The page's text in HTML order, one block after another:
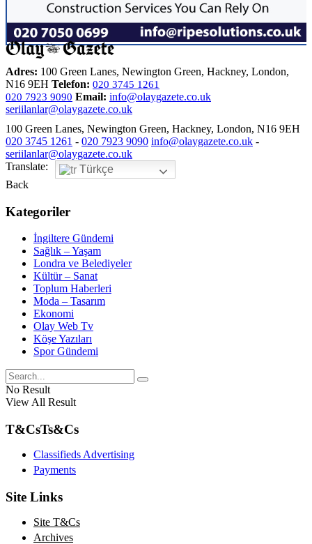
Adres: 100 Green Lanes, Newington Green, Hackney, London,
N16 9EH Telefon: 020 3745 1261
020 7923 9090 Email: info@olaygazete.co.uk
seriilanlar@olaygazete.co.uk
100 Green Lanes, Newington Green, Hackney, London, N16 9EH
020 3745 1261 - 020 7923 9090 info@olaygazete.co.uk -
seriilanlar@olaygazete.co.uk
Translate:
Türkçe
Back
Kategoriler
İngiltere Gündemi
Sağlık – Yaşam
Londra ve Belediyeler
Kültür – Sanat
Toplum Haberleri
Moda – Tasarım
Ekonomi
Olay Web Tv
Köşe Yazıları
Spor Gündemi
No Result
View All Result
T&CsTs&Cs
Classifieds Advertising
Payments
Site Links
Site T&Cs
Archives